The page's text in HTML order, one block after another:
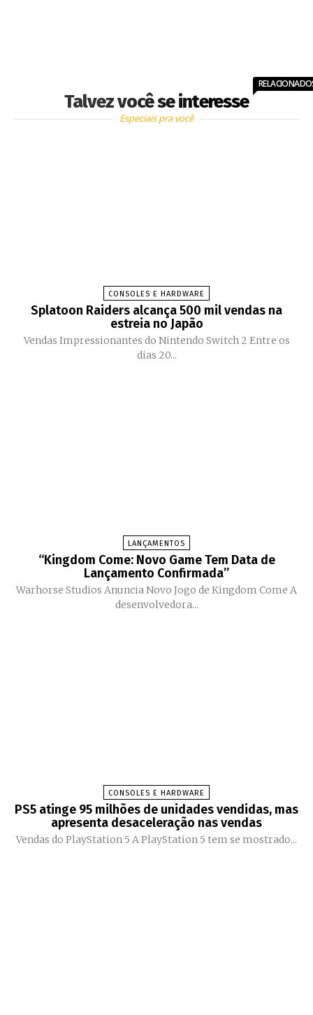
Talvez você se interesse
Especiais pra você
CONSOLES E HARDWARE
Splatoon Raiders alcança 500 mil vendas na
estreia no Japão
Vendas Impressionantes do Nintendo Switch 2 Entre os
dias 20...
LANÇAMENTOS
“Kingdom Come: Novo Game Tem Data de
Lançamento Confirmada”
Warhorse Studios Anuncia Novo Jogo de Kingdom Come A
desenvolvedora...
CONSOLES E HARDWARE
PS5 atinge 95 milhões de unidades vendidas, mas
apresenta desaceleração nas vendas
Vendas do PlayStation 5 A PlayStation 5 tem se mostrado...